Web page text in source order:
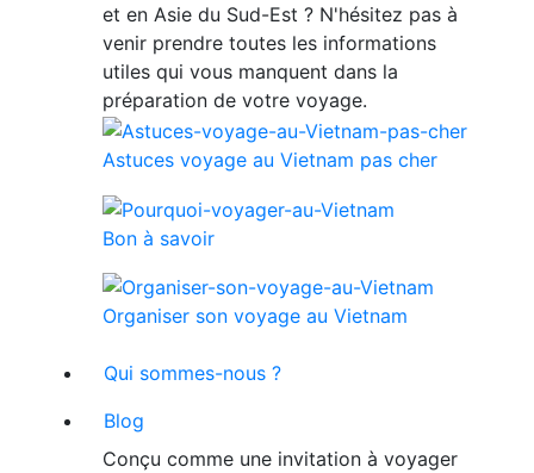
et en Asie du Sud-Est ? N'hésitez pas à
venir prendre toutes les informations
utiles qui vous manquent dans la
préparation de votre voyage.
Astuces voyage au Vietnam pas cher
Bon à savoir
Organiser son voyage au Vietnam
Qui sommes-nous ?
Blog
Conçu comme une invitation à voyager